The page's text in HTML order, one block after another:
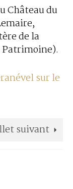
Château du
de la
sur le
suivant